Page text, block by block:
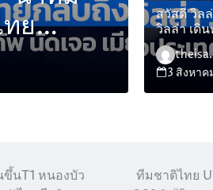
ย
เซียน
มียนมา
สวัสดี วิล
วิลล่า เดิ
ประเทศไ
ปทุม ยูไน
3 สิงหา
นT1 หนองบัว
ทีมชาติไทย